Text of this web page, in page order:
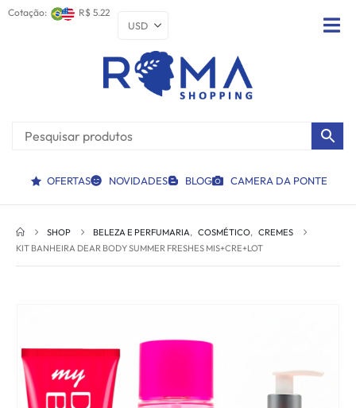
Cotação: R$ 5.22
OFERTAS NOVIDADES BLOG CAMERA DA PONTE
SHOP BELEZA E PERFUMARIA, COSMÉTICO, CREMES
KIT BANHEIRA DEAR BODY SUMMER FRESHES MIS+CRE+LOT